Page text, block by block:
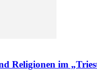
Religionen im